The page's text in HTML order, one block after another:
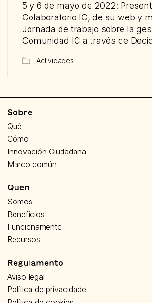
5 y 6 de mayo de 2022:
Colaboratorio IC, de su web y
Jornada de trabajo sobre la
Comunidad IC a través de
Actividades
Sobre
Qué
Cómo
Innovación Ciudadana
Marco común
Quen
Somos
Beneficios
Funcionamento
Recursos
Regulamento
Aviso legal
Política de privacidade